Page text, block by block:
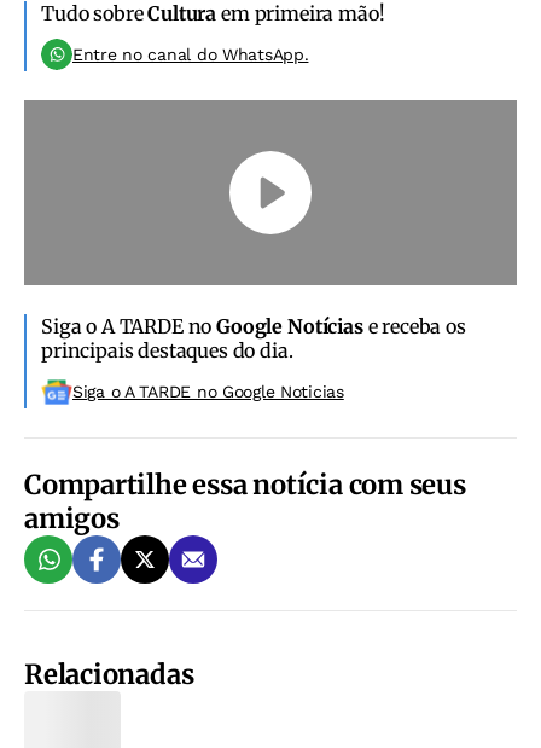
Tudo sobreCultura em primeira mão!
Entre no canal do WhatsApp.
Siga o A TARDE noGoogle Notíciase receba os
principais destaques do dia.
Siga o A TARDE no Google Noticias
Compartilhe essa notícia com seus
amigos
Relacionadas